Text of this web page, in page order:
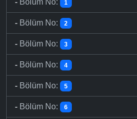
1
- Bölüm No: 2
- Bölüm No: 3
- Bölüm No: 4
- Bölüm No: 5
- Bölüm No: 6